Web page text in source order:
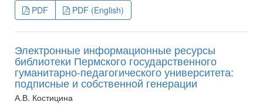
PDF PDF (English)
Электронные информационные ресурсы
библиотеки Пермского государственного
гуманитарно-педагогического университета:
подписные и собственной генерации
А.В. Костицина